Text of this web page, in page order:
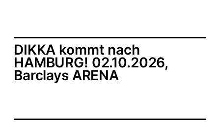
DIKKA kommt nach
HAMBURG! 02.10.2026,
Barclays ARENA